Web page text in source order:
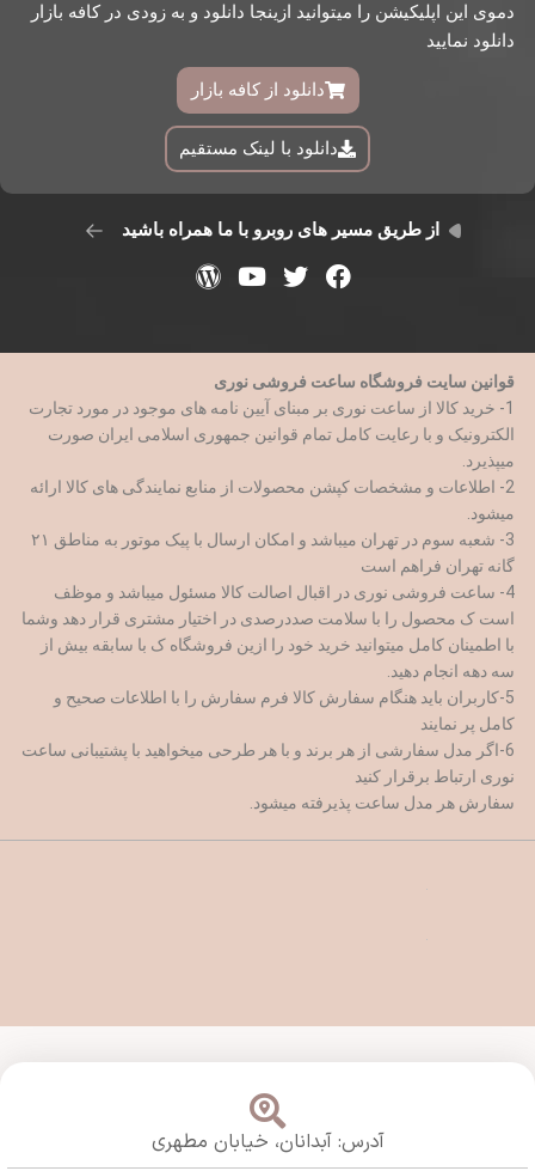
دموی این اپلیکیشن را میتوانید ازینجا دانلود و به زودی در کافه بازار
دانلود نمایید
دانلود از کافه بازار
دانلود با لینک مستقیم
از طریق مسیر های روبرو با ما همراه باشید
قوانین سایت فروشگاه ساعت فروشی نوری
1- خرید کالا از ساعت نوری بر مبنای آیین نامه های موجود در مورد تجارت
الکترونیک و با رعایت کامل تمام قوانین جمهوری اسلامی ایران صورت
میپذیرد.
2- اطلاعات و مشخصات کپشن محصولات از منابع نمایندگی های کالا ارائه
میشود.
3- شعبه سوم در تهران میباشد و امکان ارسال با پیک موتور به مناطق ۲۱
گانه تهران فراهم است
4- ساعت فروشی نوری در اقبال اصالت کالا مسئول میباشد و موظف
است ک محصول را با سلامت صددرصدی در اختیار مشتری قرار دهد وشما
با اطمینان کامل میتوانید خرید خود را ازین فروشگاه ک با سابقه بیش از
سه دهه انجام دهید.
5-کاربران باید هنگام سفارش کالا فرم سفارش را با اطلاعات صحیح و
کامل پر نمایند
6-اگر مدل سفارشی از هر برند و با هر طرحی میخواهید با پشتیبانی ساعت
نوری ارتباط برقرار کنید
سفارش هر مدل ساعت پذیرفته میشود.
آدرس: آبدانان، خیابان مطهری